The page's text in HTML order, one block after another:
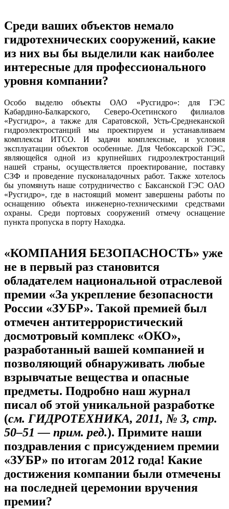
Среди ваших объектов немало
гидротехнических сооружений, какие
из них вы бы выделили как наиболее
интересные для профессионального
уровня компании?
Особо выделю объекты ОАО «Русгидро»: для ГЭС
Кабардино-Балкарского, Северо-Осетинского филиалов
«Русгидро», а также для Саратовской, Усть-Среднеканской
гидроэлектростанций мы проектируем и устанавливаем
комплексы ИТСО. И задачи комплексные, и условия
эксплуатации объектов особенные. Для Чебоксарской ГЭС,
являющейся одной из крупнейших гидроэлектростанций
нашей страны, осуществляется проектирование, поставку
СЗФ и проведение пусконаладочных работ. Также хотелось
бы упомянуть наше сотрудничество с Баксанской ГЭС ОАО
«Русгидро», где в настоящий момент завершены работы по
оснащению объекта инженерно-техническими средствами
охраны. Среди портовых сооружений отмечу оснащение
пункта пропуска в порту Находка.
«КОМПАНИЯ БЕЗОПАСНОСТЬ» уже
не в первый раз становится
обладателем национальной отраслевой
премии «За укрепление безопасности
России «ЗУБР». Такой премией был
отмечен антитеррористический
досмотровый комплекс «ОКО»,
разработанный вашей компанией и
позволяющий обнаруживать любые
взрывчатые вещества и опасные
предметы. Подробно наш журнал
писал об этой уникальной разработке
(см. ГИДРОТЕХНИКА, 2011, № 3, стр.
50–51 — прим. ред.). Примите наши
поздравления с присуждением премии
«ЗУБР» по итогам 2012 года! Какие
достижения компании были отмечены
на последней церемонии вручения
премии?